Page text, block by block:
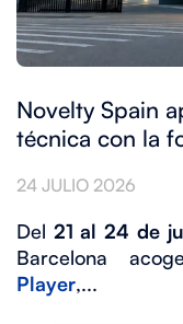
Novelty Spain
técnica con la
24 JULIO 2026
Del 21 al 24 de
Barcelona
Player,...